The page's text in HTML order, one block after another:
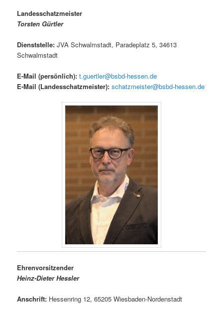
Landesschatzmeister
Torsten Gürtler
Dienststelle:JVA Schwalmstadt, Paradeplatz 5, 34613
Schwalmstadt
E-Mail (persönlich):t.guertler@bsbd-hessen.de
E-Mail (Landesschatzmeister):schatzmeister@bsbd-hessen.de
Ehrenvorsitzender
Heinz-Dieter Hessler
Anschrift: Hessenring 12, 65205 Wiesbaden-Nordenstadt